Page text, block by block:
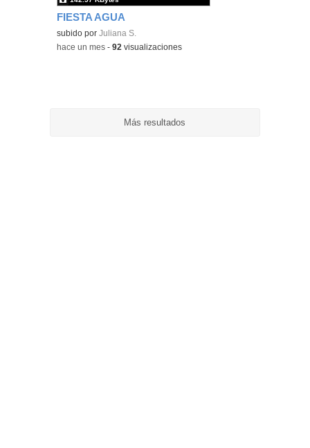
FIESTA AGUA
subido porJuliana S.
-hace un mes -92 visualizaciones
Más resultados